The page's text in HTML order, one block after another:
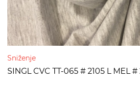
Sniženje
SINGL CVC TT-065 # 2105 L MEL #